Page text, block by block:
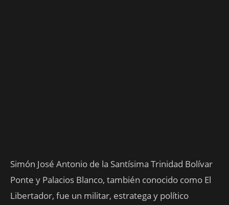
Simón José Antonio de la Santísima Trinidad Bolívar
Ponte y Palacios Blanco, también conocido como El
Libertador, fue un militar, estratega y político